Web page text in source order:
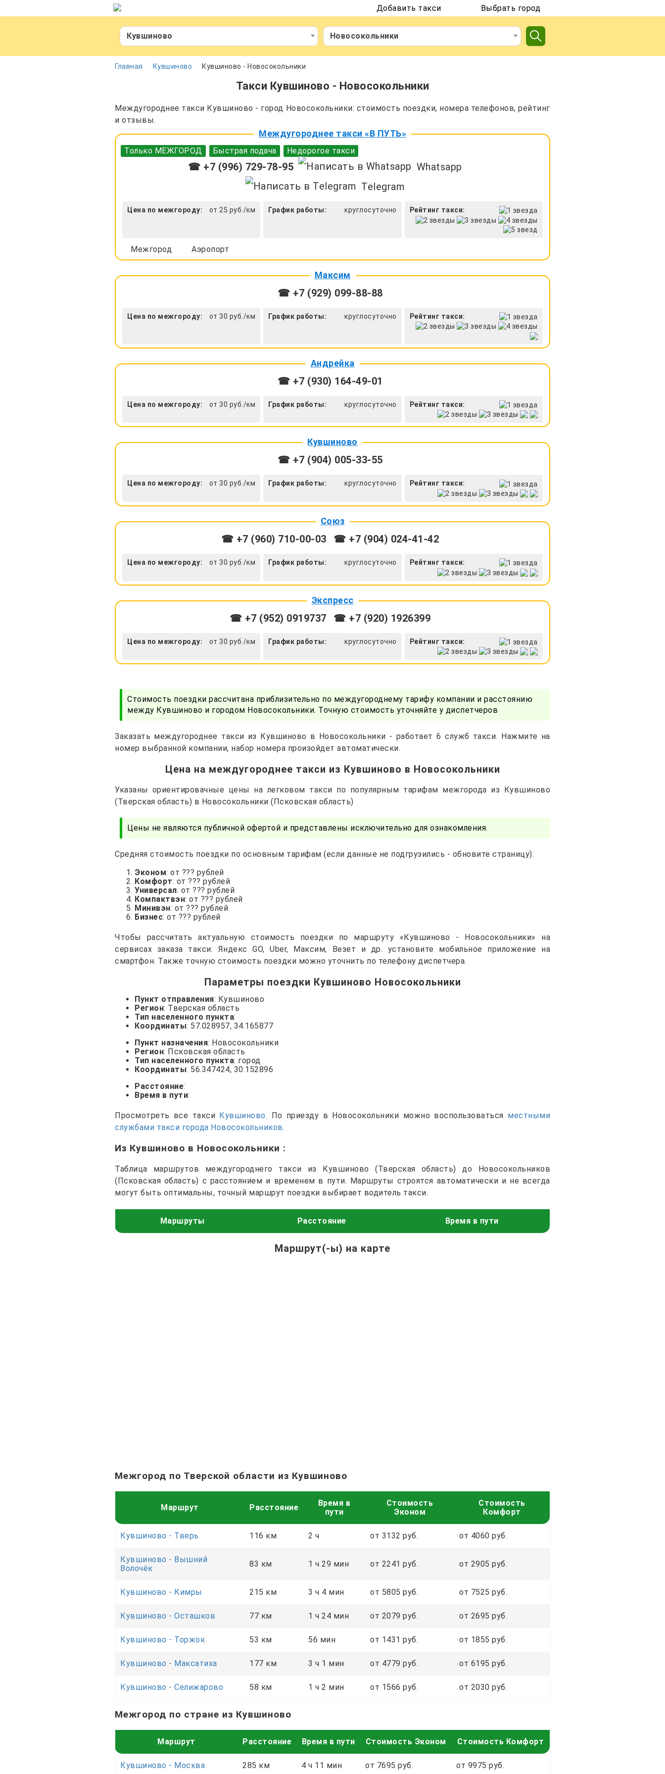
Добавить такси Выбрать город
Кувшиново Новосокольники
Главная Кувшиново Кувшиново - Новосокольники
Такси Кувшиново - Новосокольники
Междугороднее такси Кувшиново - город Новосокольники: стоимость поездки, номера телефонов, рейтинг
и отзывы.
Междугороднее такси «В ПУТЬ»
Только МЕЖГОРОД Быстрая подача Недорогое такси
☎ +7 (996) 729-78-95
Whatsapp
Telegram
Цена по межгороду: от 25 руб./км График работы: круглосуточно Рейтинг такси:
Межгород Аэропорт
Максим
☎ +7 (929) 099-88-88
Цена по межгороду: от 30 руб./км График работы: круглосуточно Рейтинг такси:
Андрейка
☎ +7 (930) 164-49-01
Цена по межгороду: от 30 руб./км График работы: круглосуточно Рейтинг такси:
Кувшиново
☎ +7 (904) 005-33-55
Цена по межгороду: от 30 руб./км График работы: круглосуточно Рейтинг такси:
Союз
☎ +7 (960) 710-00-03 ☎ +7 (904) 024-41-42
Цена по межгороду: от 30 руб./км График работы: круглосуточно Рейтинг такси:
Экспресс
☎ +7 (952) 0919737 ☎ +7 (920) 1926399
Цена по межгороду: от 30 руб./км График работы: круглосуточно Рейтинг такси:
Стоимость поездки рассчитана приблизительно по междугороднему тарифу компании и расстоянию
между Кувшиново и городом Новосокольники. Точную стоимость уточняйте у диспетчеров
Заказать междугороднее такси из Кувшиново в Новосокольники - работает 6 служб такси. Нажмите на
номер выбранной компании, набор номера произойдет автоматически.
Цена на междугороднее такси из Кувшиново в Новосокольники
Указаны ориентировачные цены на легковом такси по популярным тарифам межгорода из Кувшиново
(Тверская область) в Новосокольники (Псковская область)
Цены не являются публичной офертой и представлены исключительно для ознакомления.
Средняя стоимость поездки по основным тарифам (если данные не подгрузились - обновите страницу):
Эконом: от ??? рублей
Комфорт: от ??? рублей
Универсал: от ??? рублей
Компактвэн: от ??? рублей
Минивэн: от ??? рублей
Бизнес: от ??? рублей
Чтобы рассчитать актуальную стоимость поездки по маршруту «Кувшиново - Новосокольники» на
сервисах заказа такси: Яндекс GO, Uber, Максим, Везет и др. установите мобильное приложение на
смартфон. Также точную стоимость поездки можно уточнить по телефону диспетчера.
Параметры поездки Кувшиново Новосокольники
Пункт отправления: Кувшиново
Регион: Тверская область
Тип населенного пункта:
Координаты: 57.028957, 34.165877
Пункт назначения: Новосокольники
Регион: Псковская область
Тип населенного пункта: город
Координаты: 56.347424, 30.152896
Расстояние:
Время в пути:
Просмотреть все такси Кувшиново. По приезду в Новосокольники можно воспользоваться местными
службами такси города Новосокольников.
Из Кувшиново в Новосокольники :
Таблица маршрутов междугороднего такси из Кувшиново (Тверская область) до Новосокольников
(Псковская область) с расстоянием и временем в пути. Маршруты строятся автоматически и не всегда
могут быть оптимальны, точный маршрут поездки выбирает водитель такси.
Маршруты Расстояние Время в пути
Маршрут(-ы) на карте
Межгород по Тверской области из Кувшиново
Маршрут Расстояние
Время в
пути
Стоимость
Эконом
Стоимость
Комфорт
Кувшиново - Тверь 116 км 2 ч от 3132 руб. от 4060 руб.
Кувшиново - Вышний
Волочёк
83 км 1 ч 29 мин от 2241 руб. от 2905 руб.
Кувшиново - Кимры 215 км 3 ч 4 мин от 5805 руб. от 7525 руб.
Кувшиново - Осташков 77 км 1 ч 24 мин от 2079 руб. от 2695 руб.
Кувшиново - Торжок 53 км 56 мин от 1431 руб. от 1855 руб.
Кувшиново - Максатиха 177 км 3 ч 1 мин от 4779 руб. от 6195 руб.
Кувшиново - Селижарово 58 км 1 ч 2 мин от 1566 руб. от 2030 руб.
Межгород по стране из Кувшиново
Маршрут Расстояние Время в пути Стоимость Эконом Стоимость Комфорт
Кувшиново - Москва 285 км 4 ч 11 мин от 7695 руб. от 9975 руб.